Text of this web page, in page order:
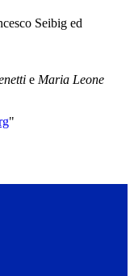
Seibig ed
e Maria Leone
"